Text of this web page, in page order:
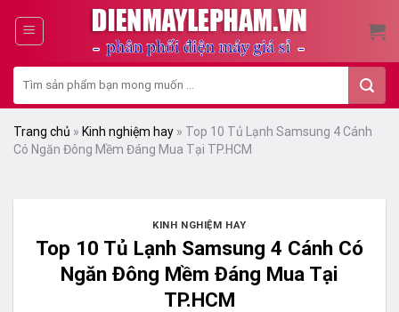
kiếm:
Trang chủ » Kinh nghiệm hay » Top 10 Tủ Lạnh Samsung 4 Cánh
Có Ngăn Đông Mềm Đáng Mua Tại TP.HCM
KINH NGHIỆM HAY
Top 10 Tủ Lạnh Samsung 4 Cánh Có
Ngăn Đông Mềm Đáng Mua Tại
TP.HCM